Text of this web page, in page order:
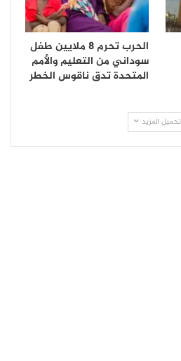
الحرب تحرم 8 ملايين طفل
سوداني من التعليم والأمم
المتحدة تدق ناقوس الخطر
تحميل المزيد